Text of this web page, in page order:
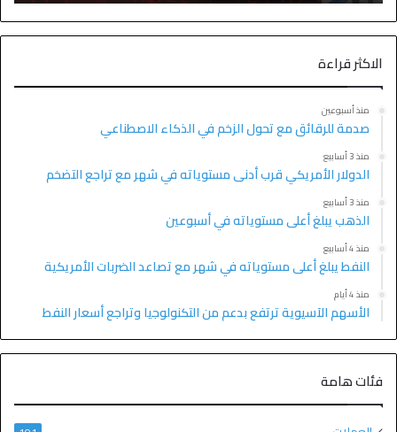
الاكثر قراءة
منذ أسبوعين
صدمة للرقائق مع تحول الزخم في الذكاء الاصطناعي
منذ 3 أسابيع
الدولار الأمريكي قرب أدنى مستوياته في شهر مع تراجع التضخم
منذ 3 أسابيع
الذهب يبلغ أعلى مستوياته في أسبوعين
منذ 4 أسابيع
النفط يبلغ أعلى مستوياته في شهر مع تصاعد الضربات الأمريكية
منذ 4 أيام
الأسهم الآسيوية ترتفع بدعم من التكنولوجيا وتراجع أسعار النفط
فئات هامة